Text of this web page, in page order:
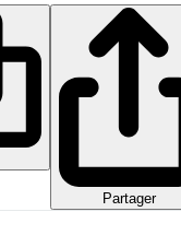
Partager